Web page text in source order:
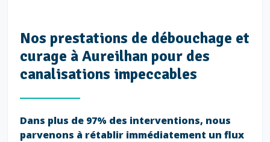
Nos prestations de débouchage et
curage à Aureilhan pour des
canalisations impeccables
Dans plus de 97% des interventions, nous
parvenons à rétablir immédiatement un flux